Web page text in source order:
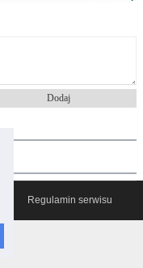
Regulamin serwisu